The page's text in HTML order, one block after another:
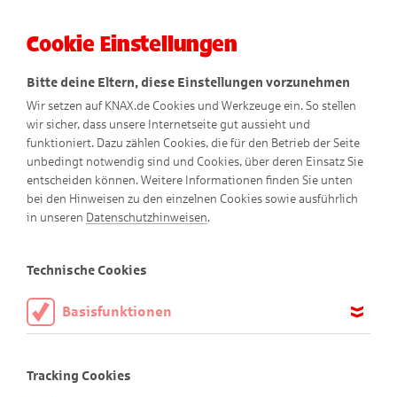
Bewegte Comics
Nichts für schwache Nerven
doch dann passiert etwas Überraschendes.
Cookie Einstellungen
Bitte deine Eltern, diese Einstellungen vorzunehmen
Wir setzen auf KNAX.de Cookies und Werkzeuge ein. So stellen
wir sicher, dass unsere Internetseite gut aussieht und
funktioniert. Dazu zählen Cookies, die für den Betrieb der Seite
unbedingt notwendig sind und Cookies, über deren Einsatz Sie
entscheiden können. Weitere Informationen finden Sie unten
bei den Hinweisen zu den einzelnen Cookies sowie ausführlich
in unseren Datenschutzhinweisen.
Technische Cookies
Basisfunktionen
aktiviert sein.
Tracking Cookies